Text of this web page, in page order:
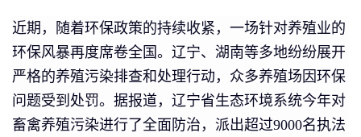
近期，随着环保政策的持续收紧，一场针对养殖业的
环保风暴再度席卷全国。辽宁、湖南等多地纷纷展开
严格的养殖污染排查和处理行动，众多养殖场因环保
问题受到处罚。据报道，辽宁省生态环境系统今年对
畜禽养殖污染进行了全面防治，派出超过9000名执法